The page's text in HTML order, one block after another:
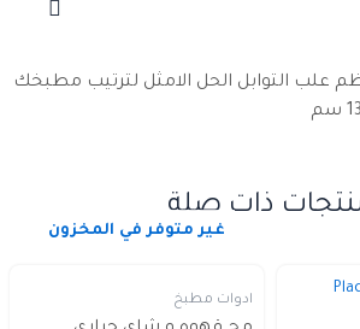
التوابل الحل الامثل لترتيب مطبخك
ذات صلة
غير متوفر في المخزون
ادوات مطبخ